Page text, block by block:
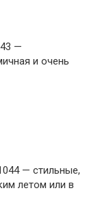
—
и очень
— стильные,
летом или в